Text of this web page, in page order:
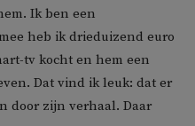
Ik ben een
heb ik drieduizend euro
tv kocht en hem een
Dat vind ik leuk: dat er
door zijn verhaal. Daar